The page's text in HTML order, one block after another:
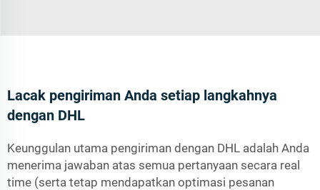
Lacak pengiriman Anda setiap langkahnya
dengan DHL
Keunggulan utama pengiriman dengan DHL adalah Anda
menerima jawaban atas semua pertanyaan secara real
time (serta tetap mendapatkan optimasi pesanan